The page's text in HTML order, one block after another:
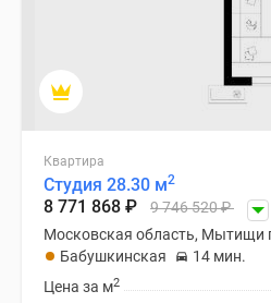
Квартира
Студия 28.30 м2
8 771 868 ₽ 9 746 520₽
Московская область, Мытищи
Бабушкинская
14 мин.
Цена за м2